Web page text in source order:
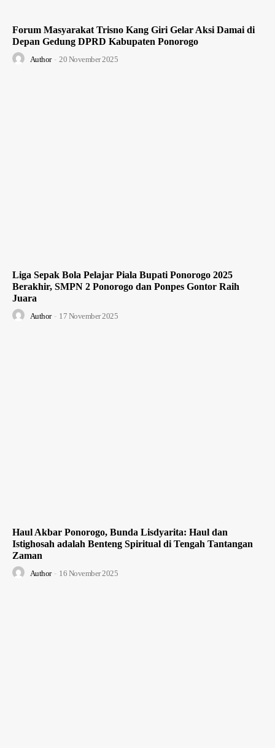
Forum Masyarakat Trisno Kang Giri Gelar Aksi Damai di
Depan Gedung DPRD Kabupaten Ponorogo
Author - 20 November 2025
Liga Sepak Bola Pelajar Piala Bupati Ponorogo 2025
Berakhir, SMPN 2 Ponorogo dan Ponpes Gontor Raih
Juara
Author - 17 November 2025
Haul Akbar Ponorogo, Bunda Lisdyarita: Haul dan
Istighosah adalah Benteng Spiritual di Tengah Tantangan
Zaman
Author - 16 November 2025